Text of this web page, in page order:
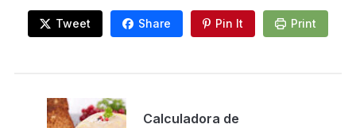
Tweet Share Pin It Print
Calculadora de